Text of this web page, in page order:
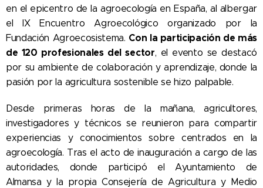
en el epicentro de la agroecología en España, al albergar
el IX Encuentro Agroecológico organizado por la
Fundación Agroecosistema. Con la participación de más
de 120 profesionales del sector, el evento se destacó
por su ambiente de colaboración y aprendizaje, donde la
pasión por la agricultura sostenible se hizo palpable.
Desde primeras horas de la mañana, agricultores,
investigadores y técnicos se reunieron para compartir
experiencias y conocimientos sobre centrados en la
agroecología. Tras el acto de inauguración a cargo de las
autoridades, donde participó el Ayuntamiento de
Almansa y la propia Consejería de Agricultura y Medio